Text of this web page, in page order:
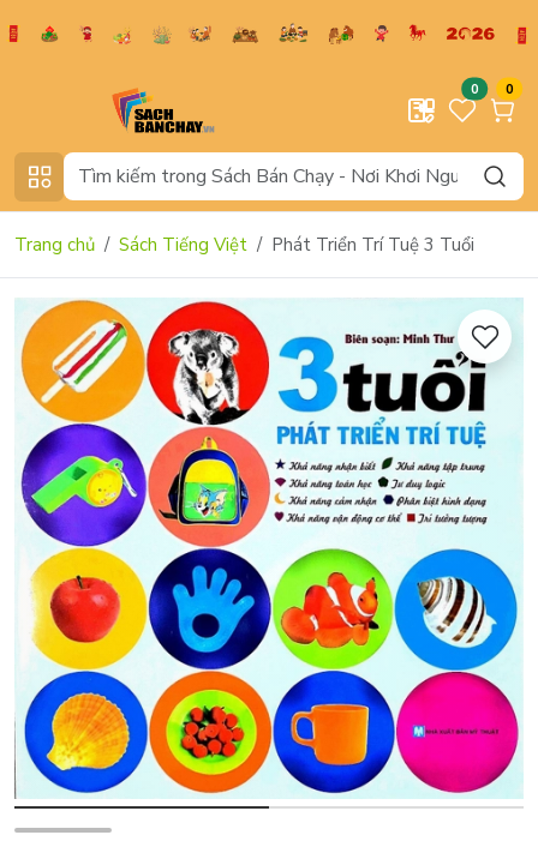
0 0
Trang chủ Sách Tiếng Việt Phát Triển Trí Tuệ 3 Tuổi